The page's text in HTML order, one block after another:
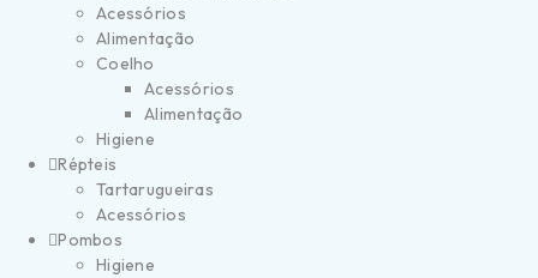
Acessórios
Alimentação
Coelho
Acessórios
Alimentação
Higiene
Répteis
Tartarugueiras
Acessórios
Pombos
Higiene